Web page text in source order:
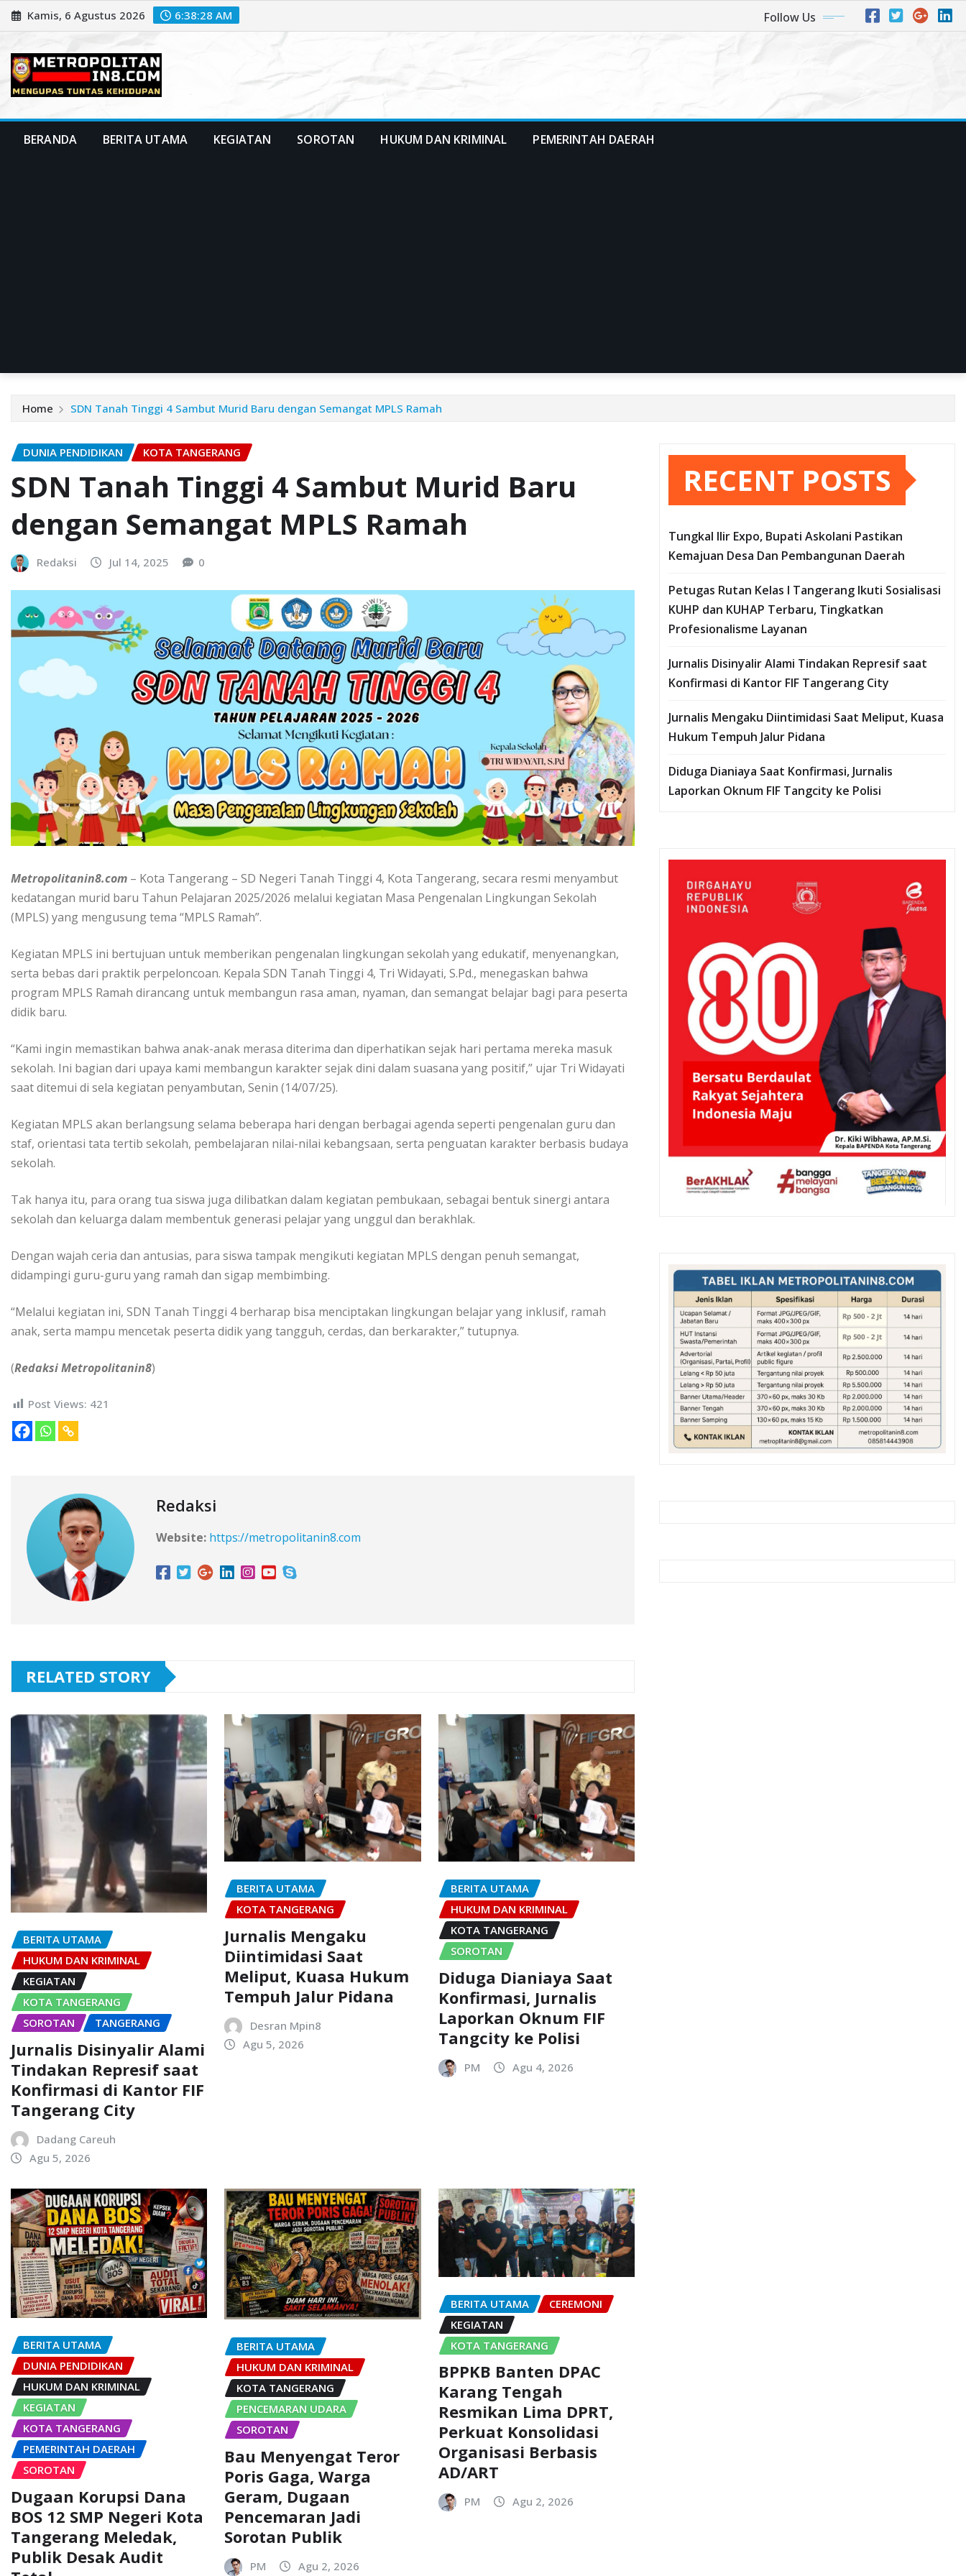
Skip
to
Kamis, 6 Agustus 2026 6:38:29 AM Follow Us
BERANDA BERITA UTAMA KEGIATAN SOROTAN HUKUM DAN KRIMINAL PEMERINTAH DAERAH
Home SDN Tanah Tinggi 4 Sambut Murid Baru dengan Semangat MPLS Ramah
DUNIA PENDIDIKAN KOTA TANGERANG
SDN Tanah Tinggi 4 Sambut Murid Baru
dengan Semangat MPLS Ramah
Redaksi Jul 14, 2025 0
Metropolitanin8.com – Kota Tangerang – SD Negeri Tanah Tinggi 4, Kota Tangerang, secara resmi menyambut
kedatangan murid baru Tahun Pelajaran 2025/2026 melalui kegiatan Masa Pengenalan Lingkungan Sekolah
(MPLS) yang mengusung tema “MPLS Ramah”.
Kegiatan MPLS ini bertujuan untuk memberikan pengenalan lingkungan sekolah yang edukatif, menyenangkan,
serta bebas dari praktik perpeloncoan. Kepala SDN Tanah Tinggi 4, Tri Widayati, S.Pd., menegaskan bahwa
program MPLS Ramah dirancang untuk membangun rasa aman, nyaman, dan semangat belajar bagi para peserta
didik baru.
“Kami ingin memastikan bahwa anak-anak merasa diterima dan diperhatikan sejak hari pertama mereka masuk
sekolah. Ini bagian dari upaya kami membangun karakter sejak dini dalam suasana yang positif,” ujar Tri Widayati
saat ditemui di sela kegiatan penyambutan, Senin (14/07/25).
Kegiatan MPLS akan berlangsung selama beberapa hari dengan berbagai agenda seperti pengenalan guru dan
staf, orientasi tata tertib sekolah, pembelajaran nilai-nilai kebangsaan, serta penguatan karakter berbasis budaya
sekolah.
Tak hanya itu, para orang tua siswa juga dilibatkan dalam kegiatan pembukaan, sebagai bentuk sinergi antara
sekolah dan keluarga dalam membentuk generasi pelajar yang unggul dan berakhlak.
Dengan wajah ceria dan antusias, para siswa tampak mengikuti kegiatan MPLS dengan penuh semangat,
didampingi guru-guru yang ramah dan sigap membimbing.
“Melalui kegiatan ini, SDN Tanah Tinggi 4 berharap bisa menciptakan lingkungan belajar yang inklusif, ramah
anak, serta mampu mencetak peserta didik yang tangguh, cerdas, dan berkarakter,” tutupnya.
(Redaksi Metropolitanin8)
Post Views: 421
Redaksi
Website: https://metropolitanin8.com
RELATED STORY
BERITA UTAMA
HUKUM DAN KRIMINAL
KEGIATAN
KOTA TANGERANG
SOROTAN
TANGERANG
Jurnalis Disinyalir Alami
Tindakan Represif saat
Konfirmasi di Kantor FIF
Tangerang City
Dadang Careuh
Agu 5, 2026
BERITA UTAMA
KOTA TANGERANG
Jurnalis Mengaku
Diintimidasi Saat
Meliput, Kuasa Hukum
Tempuh Jalur Pidana
Desran Mpin8
Agu 5, 2026
BERITA UTAMA
HUKUM DAN KRIMINAL
KOTA TANGERANG
SOROTAN
Diduga Dianiaya Saat
Konfirmasi, Jurnalis
Laporkan Oknum FIF
Tangcity ke Polisi
PM Agu 4, 2026
BERITA UTAMA
DUNIA PENDIDIKAN
HUKUM DAN KRIMINAL
KEGIATAN
KOTA TANGERANG
PEMERINTAH DAERAH
SOROTAN
Dugaan Korupsi Dana
BOS 12 SMP Negeri Kota
Tangerang Meledak,
Publik Desak Audit
BERITA UTAMA
HUKUM DAN KRIMINAL
KOTA TANGERANG
PENCEMARAN UDARA
SOROTAN
Bau Menyengat Teror
Poris Gaga, Warga
Geram, Dugaan
Pencemaran Jadi
Sorotan Publik
PM Agu 2, 2026
BERITA UTAMA
CEREMONI
KEGIATAN
KOTA TANGERANG
BPPKB Banten DPAC
Karang Tengah
Resmikan Lima DPRT,
Perkuat Konsolidasi
Organisasi Berbasis
AD/ART
PM Agu 2, 2026
RECENT POSTS
Tungkal Ilir Expo, Bupati Askolani Pastikan
Kemajuan Desa Dan Pembangunan Daerah
Petugas Rutan Kelas I Tangerang Ikuti Sosialisasi
KUHP dan KUHAP Terbaru, Tingkatkan
Profesionalisme Layanan
Jurnalis Disinyalir Alami Tindakan Represif saat
Konfirmasi di Kantor FIF Tangerang City
Jurnalis Mengaku Diintimidasi Saat Meliput, Kuasa
Hukum Tempuh Jalur Pidana
Diduga Dianiaya Saat Konfirmasi, Jurnalis
Laporkan Oknum FIF Tangcity ke Polisi